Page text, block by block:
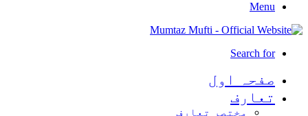
Menu
Search for
صفحہ اول
تعارف
مختصر تعارف